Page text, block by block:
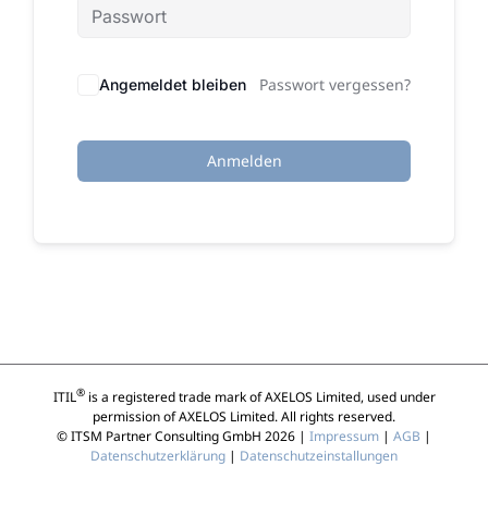
Angemeldet bleiben Passwort vergessen?
Anmelden
ITIL®is a registered trade mark of AXELOS Limited, used under
permission of AXELOS Limited. All rights reserved.
© ITSM Partner Consulting GmbH 2026 | Impressum | AGB |
Datenschutzerklärung | Datenschutzeinstallungen